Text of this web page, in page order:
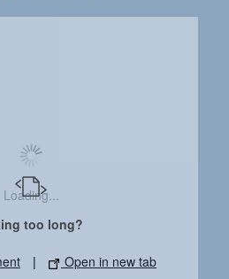
Loading...
too long?
| Open in new tab